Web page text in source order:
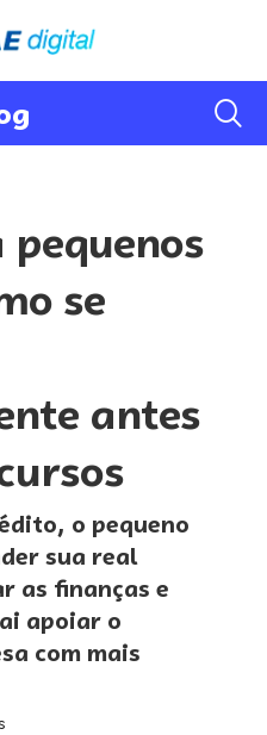
se
antes
o pequeno
sua real
as finanças e
apoiar o
com mais